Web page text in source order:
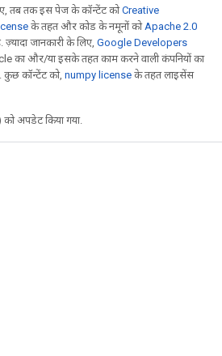
तब तक इस पेज के कॉन्टेंट कोCreative
के तहत और कोड के नमूनों कोApache 2.0
जानकारी के लिए, Google Developers
का और/या इसके तहत काम करने वाली कंपनियों का
कुछ कॉन्टेंट को, numpy license के तहत लाइसेंस
अपडेट किया गया.